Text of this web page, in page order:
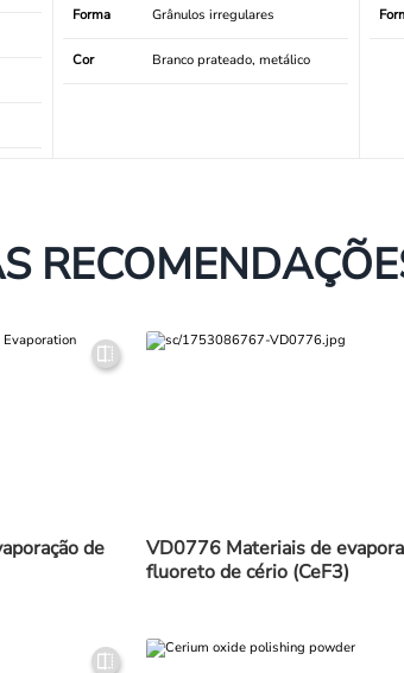
Forma Grânulos irregulares
Cor Branco prateado, metálico
de
VD0776 Materiais de
fluoreto de cério (CeF3)